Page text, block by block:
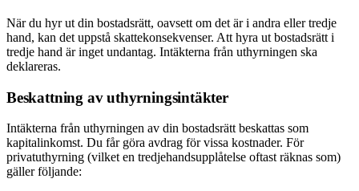
När du hyr ut din bostadsrätt, oavsett om det är i andra eller tredje
hand, kan det uppstå skattekonsekvenser. Att hyra ut bostadsrätt i
tredje hand är inget undantag. Intäkterna från uthyrningen ska
deklareras.
Beskattning av uthyrningsintäkter
Intäkterna från uthyrningen av din bostadsrätt beskattas som
kapitalinkomst. Du får göra avdrag för vissa kostnader. För
privatuthyrning (vilket en tredjehandsupplåtelse oftast räknas som)
gäller följande: